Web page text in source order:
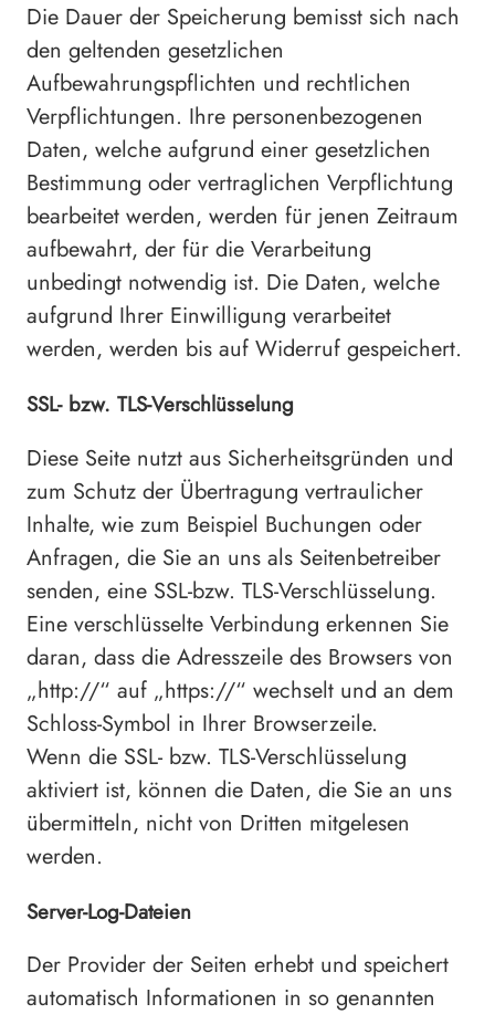
Die Dauer der Speicherung bemisst sich nach
den geltenden gesetzlichen
Aufbewahrungspflichten und rechtlichen
Verpflichtungen. Ihre personenbezogenen
Daten, welche aufgrund einer gesetzlichen
Bestimmung oder vertraglichen Verpflichtung
bearbeitet werden, werden für jenen Zeitraum
aufbewahrt, der für die Verarbeitung
unbedingt notwendig ist. Die Daten, welche
aufgrund Ihrer Einwilligung verarbeitet
werden, werden bis auf Widerruf gespeichert.
SSL- bzw. TLS-Verschlüsselung
Diese Seite nutzt aus Sicherheitsgründen und
zum Schutz der Übertragung vertraulicher
Inhalte, wie zum Beispiel Buchungen oder
Anfragen, die Sie an uns als Seitenbetreiber
senden, eine SSL-bzw. TLS-Verschlüsselung.
Eine verschlüsselte Verbindung erkennen Sie
daran, dass die Adresszeile des Browsers von
„http://“ auf „https://“ wechselt und an dem
Schloss-Symbol in Ihrer Browserzeile.
Wenn die SSL- bzw. TLS-Verschlüsselung
aktiviert ist, können die Daten, die Sie an uns
übermitteln, nicht von Dritten mitgelesen
werden.
Server-Log-Dateien
Der Provider der Seiten erhebt und speichert
automatisch Informationen in so genannten